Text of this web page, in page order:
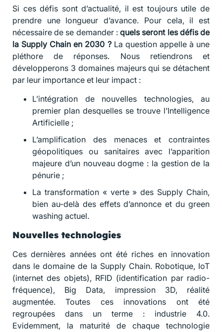
Si ces défis sont d’actualité, il est toujours utile de
prendre une longueur d’avance. Pour cela, il est
nécessaire de se demander :quels seront les défis de
la Supply Chain en 2030 ?La question appelle à une
pléthore de réponses. Nous retiendrons et
développerons 3 domaines majeurs qui se détachent
par leur importance et leur impact :
L’intégration de nouvelles technologies, au
premier plan desquelles se trouve l’Intelligence
Artificielle ;
L’amplification des menaces et contraintes
géopolitiques ou sanitaires avec l’apparition
majeure d’un nouveau dogme : la gestion de la
pénurie ;
La transformation « verte » des Supply Chain,
bien au-delà des effets d’annonce et du green
washing actuel.
Nouvelles technologies
Ces dernières années ont été riches en innovation
dans le domaine de la Supply Chain. Robotique, IoT
(internet des objets), RFID (identification par radio-
fréquence), Big Data, impression 3D, réalité
augmentée. Toutes ces innovations ont été
regroupées dans un terme : industrie 4.0.
Evidemment, la maturité de chaque technologie